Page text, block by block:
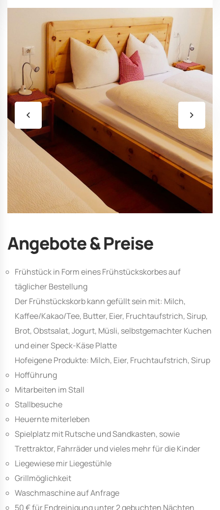
Angebote & Preise
Frühstück in Form eines Frühstückskorbes auf
täglicher Bestellung
Der Frühstückskorb kann gefüllt sein mit: Milch,
Kaffee/Kakao/Tee, Butter, Eier, Fruchtaufstrich, Sirup,
Brot, Obstsalat, Jogurt, Müsli, selbstgemachter Kuchen
und einer Speck-Käse Platte
Hofeigene Produkte: Milch, Eier, Fruchtaufstrich, Sirup
Hofführung
Mitarbeiten im Stall
Stallbesuche
Heuernte miterleben
Spielplatz mit Rutsche und Sandkasten, sowie
Trettraktor, Fahrräder und vieles mehr für die Kinder
Liegewiese mir Liegestühle
Grillmöglichkeit
Waschmaschine auf Anfrage
50 € für Endreinigung unter 2 gebuchten Nächten